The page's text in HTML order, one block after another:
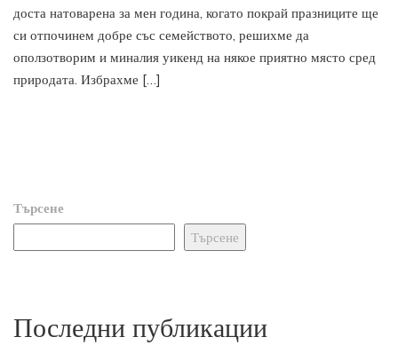
доста натоварена за мен година, когато покрай празниците ще
си отпочинем добре със семейството, решихме да
оползотворим и миналия уикенд на някое приятно място сред
природата. Избрахме […]
Търсене
Търсене
Последни публикации